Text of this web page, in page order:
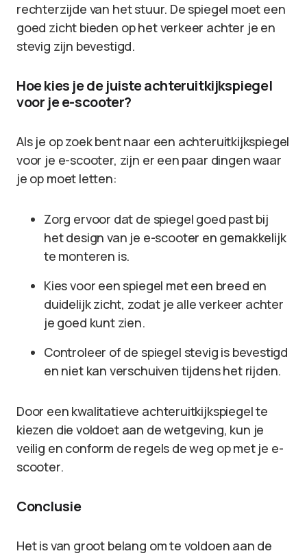
rechterzijde van het stuur. De spiegel moet een
goed zicht bieden op het verkeer achter je en
stevig zijn bevestigd.
Hoe kies je de juiste achteruitkijkspiegel
voor je e-scooter?
Als je op zoek bent naar een achteruitkijkspiegel
voor je e-scooter, zijn er een paar dingen waar
je op moet letten:
Zorg ervoor dat de spiegel goed past bij
het design van je e-scooter en gemakkelijk
te monteren is.
Kies voor een spiegel met een breed en
duidelijk zicht, zodat je alle verkeer achter
je goed kunt zien.
Controleer of de spiegel stevig is bevestigd
en niet kan verschuiven tijdens het rijden.
Door een kwalitatieve achteruitkijkspiegel te
kiezen die voldoet aan de wetgeving, kun je
veilig en conform de regels de weg op met je e-
scooter.
Conclusie
Het is van groot belang om te voldoen aan de